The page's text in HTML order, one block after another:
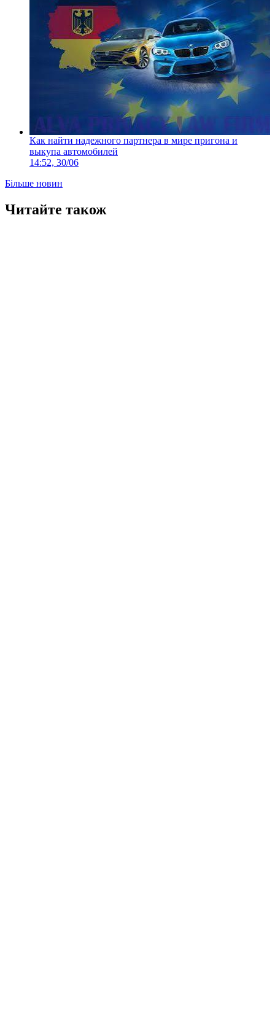
Как найти надежного партнера в мире пригона и
выкупа автомобилей
14:52, 30/06
Більше новин
Читайте також